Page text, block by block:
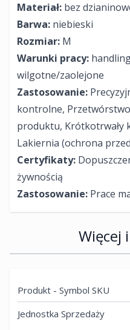
Materiał: bez
Barwa: niebieski
Rozmiar: M
Warunki pracy​:
wilgotne/zaolejone
Zastosowanie:
kontrolne,
produktu, Krótkotrwały
Lakiernia (ochrona
Certyfikaty:
żywnością
Zastosowanie: Prace
Więcej
Produkt - Symbol SKU
Jednostka Sprzedaży